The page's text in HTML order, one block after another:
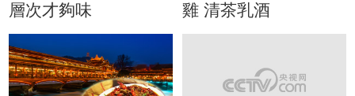
層次才夠味
雞 清茶乳酒